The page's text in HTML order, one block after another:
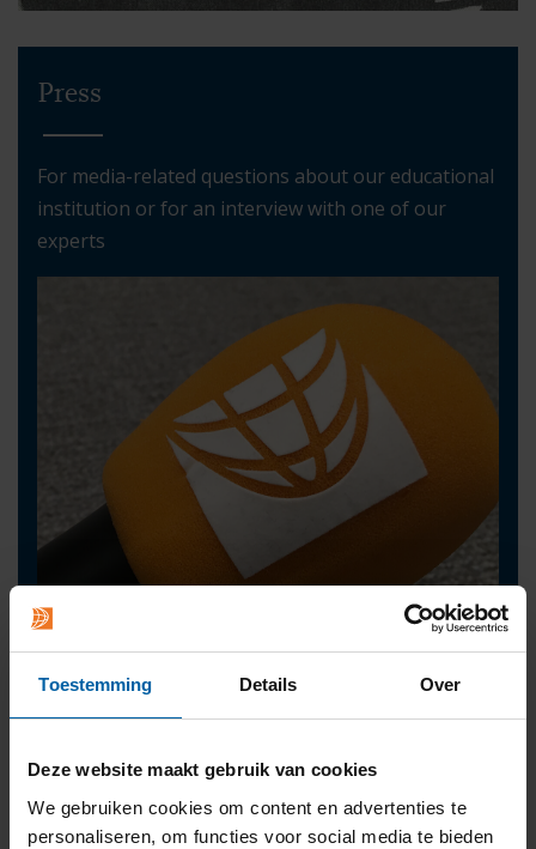
Toestemming Details Over
Deze website maakt gebruik van cookies
We gebruiken cookies om content en advertenties te
personaliseren, om functies voor social media te bieden
Press
For media-related questions about our educational
institution or for an interview with one of our
experts
Contact
press@buas.nl
+31 (0)76 - 533 22 00